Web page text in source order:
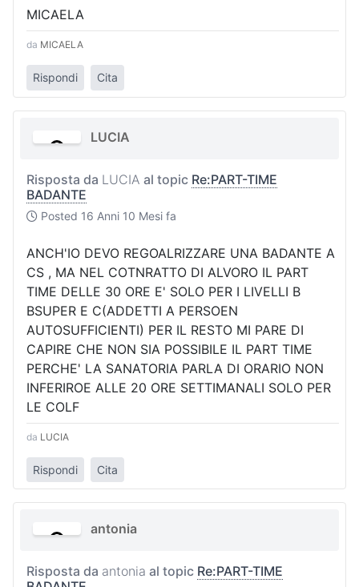
MICAELA
da MICAELA
Rispondi Cita
LUCIA
Risposta da LUCIA al topic Re:PART-TIME
BADANTE
Posted 16 Anni 10 Mesi fa
ANCH'IO DEVO REGOALRIZZARE UNA BADANTE A
CS , MA NEL COTNRATTO DI ALVORO IL PART
TIME DELLE 30 ORE E' SOLO PER I LIVELLI B
BSUPER E C(ADDETTI A PERSOEN
AUTOSUFFICIENTI) PER IL RESTO MI PARE DI
CAPIRE CHE NON SIA POSSIBILE IL PART TIME
PERCHE' LA SANATORIA PARLA DI ORARIO NON
INFERIROE ALLE 20 ORE SETTIMANALI SOLO PER
LE COLF
da LUCIA
Rispondi Cita
antonia
Risposta da antonia al topic Re:PART-TIME